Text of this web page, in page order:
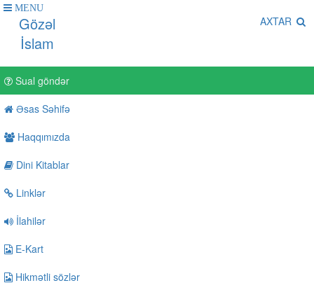
MENU
Gözəl
İslam
AXTAR
Sual göndər
Əsas Səhifə
Haqqımızda
Dini Kitablar
Linklər
İlahilər
E-Kart
Hikmətli sözlər